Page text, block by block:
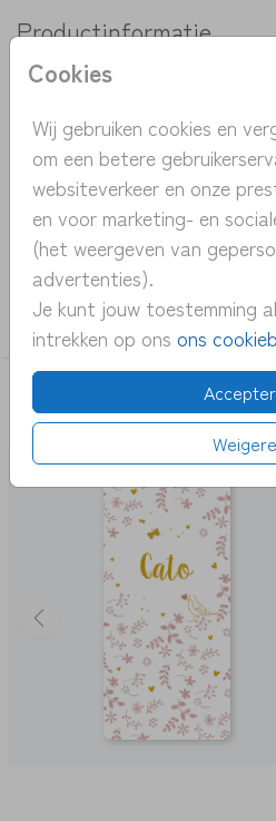
Cookies
Wij gebruiken cookies en
om een betere
websiteverkeer en onze
en voor marketing- en
(het weergeven van
advertenties).
Je kunt jouw toestemming
intrekken op ons ons
Productinformatie
OMSCHRIJVING
Een lief geboortekaartje met
Op de slaapkamer zie je de
een schapje met leuke
het kaartje eenvoudig zelf
bestel een proefdruk vanaf 1
Toon meer
COLLECTIE
meisje
DEZE KAARTEN VIND JE
LEUK